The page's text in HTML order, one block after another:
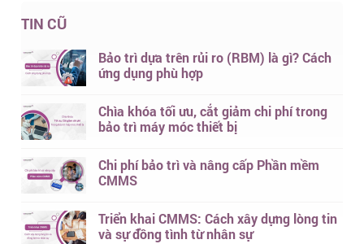
TIN CŨ
Bảo trì dựa trên rủi ro (RBM) là gì? Cách
ứng dụng phù hợp
Chìa khóa tối ưu, cắt giảm chi phí trong
bảo trì máy móc thiết bị
Chi phí bảo trì và nâng cấp Phần mềm
CMMS
Triển khai CMMS: Cách xây dựng lòng tin
và sự đồng tình từ nhân sự